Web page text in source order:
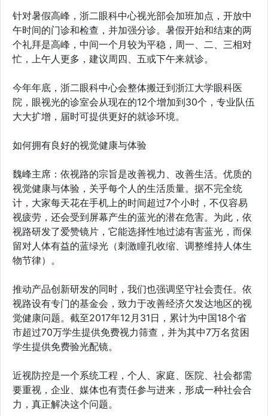
针对暑假高峰，浙二眼科中心视光部会加班加点，开放中
午时间的门诊和检查，并加强分诊。暑假开始和结束的两
个礼拜是高峰，中间一个月较为平稳，周一、二、三相对
忙，上午人更多，建议周四、五或下午来就诊。
今年年底，浙二眼科中心会整体搬迁到浙江大学眼科医
院，眼视光的诊室会从现在的12个增加到30个，专业队伍
大大扩增，届时可提供更好的就诊环境。
如何拥有良好的视觉健康与体验
魏峰主席：依视路的宗旨是改善视力、改善生活。优质的
视觉健康与体验，关乎每个人的生活质量。据不完全统
计，大家每天花在手机上的时间超过7个小时，不仅容易
视疲劳，还会受到屏幕产生的蓝光的潜在危害。为此，依
视路研发了爱赞镜片，它能选择性地过滤有害蓝光，而保
留对人体有益的蓝绿光（刺激瞳孔收缩、调整维持人体生
物节律）。
推动产品创新研发的同时，我们也强调坚守社会责任。依
视路设有专门的基金会，致力于改善经济欠发达地区的视
觉健康问题。截至2017年12月31日，累计为中国18个省
市超过70万学生提供免费视力筛查，并为其中7万名贫困
学生提供免费验光配镜。
近视防控是一个系统工程，个人、家庭、医院、社会都需
要重视，企业、媒体也有责任参与进来，形成一种社会合
力，真正解决这个问题。